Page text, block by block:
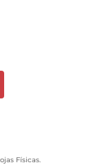
Físicas.